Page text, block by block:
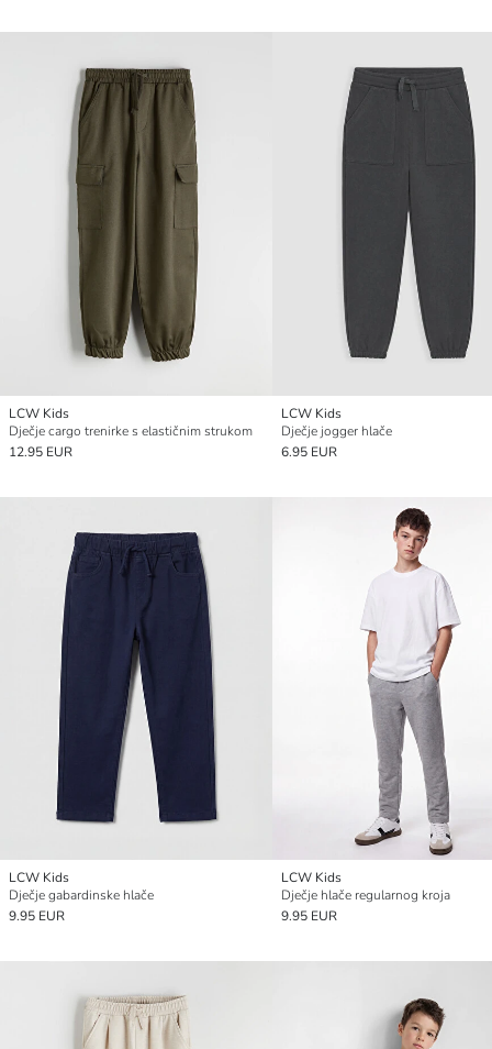
LCW Kids
Dječje cargo trenirke s elastičnim strukom
12.95 EUR
LCW Kids
Dječje jogger hlače
6.95 EUR
LCW Kids
Dječje gabardinske hlače
9.95 EUR
LCW Kids
Dječje hlače regularnog kroja
9.95 EUR